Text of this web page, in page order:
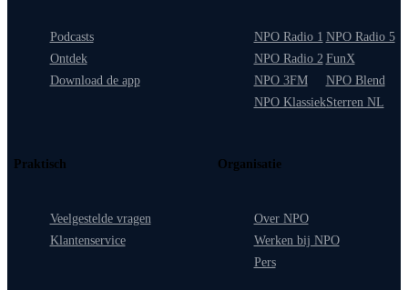
Podcasts
Ontdek
Download de app
NPO Radio 1
NPO Radio 2
NPO 3FM
NPO Klassiek
NPO Radio 5
FunX
NPO Blend
Sterren NL
Praktisch
Veelgestelde vragen
Klantenservice
Organisatie
Over NPO
Werken bij NPO
Pers